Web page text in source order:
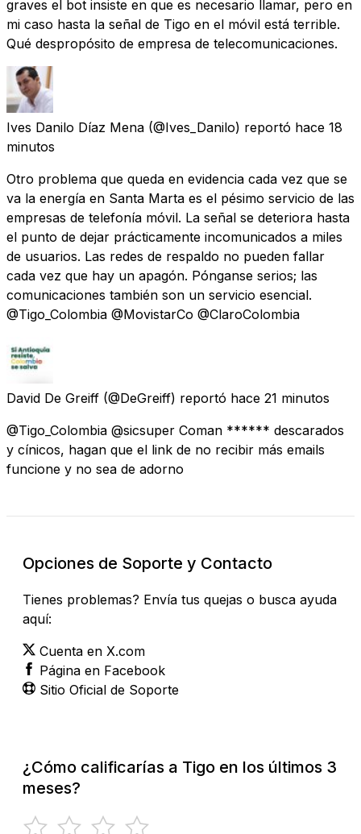
graves el bot insiste en que es necesario llamar, pero en
mi caso hasta la señal de Tigo en el móvil está terrible.
Qué despropósito de empresa de telecomunicaciones.
Ives Danilo Díaz Mena (@Ives_Danilo) reportó hace 18
minutos
Otro problema que queda en evidencia cada vez que se
va la energía en Santa Marta es el pésimo servicio de las
empresas de telefonía móvil. La señal se deteriora hasta
el punto de dejar prácticamente incomunicados a miles
de usuarios. Las redes de respaldo no pueden fallar
cada vez que hay un apagón. Pónganse serios; las
comunicaciones también son un servicio esencial.
@Tigo_Colombia @MovistarCo @ClaroColombia
David De Greiff (@DeGreiff) reportó hace 21 minutos
@Tigo_Colombia @sicsuper Coman ****** descarados
y cínicos, hagan que el link de no recibir más emails
funcione y no sea de adorno
Opciones de Soporte y Contacto
Tienes problemas? Envía tus quejas o busca ayuda
aquí:
Cuenta en X.com
Página en Facebook
Sitio Oficial de Soporte
¿Cómo calificarías a Tigo en los últimos 3
meses?